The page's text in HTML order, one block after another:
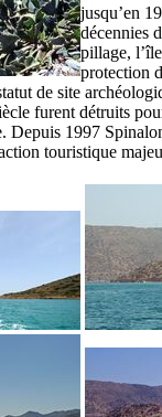
jusqu’en
décennies
pillage,
protection
de site
furent détruits
Depuis 1997
touristique